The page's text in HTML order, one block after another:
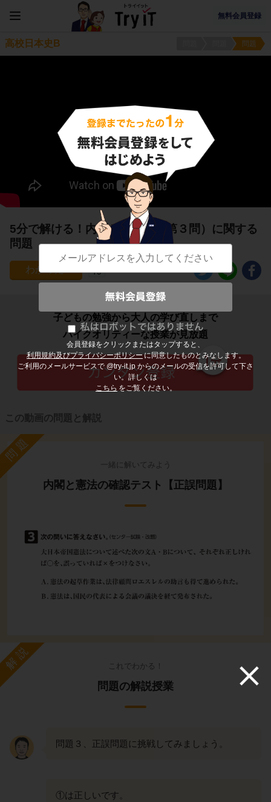
無料会員登録
会員登録をクリックまたはタップすると、
利用規約及びプライバシーポリシーに同意したものとみなします。
ご利用のメールサービスで @try-it.jp からのメールの受信を許可して下さ
い。詳しくは
こちら をご覧ください。
高校日本史B 問題
5分で解ける！内閣と憲法３（第３問）に関する
問題
19
子どもの勉強から大人の学び直しまで
ハイクオリティーな授業が見放題
この動画の問題と解説
問題
一緒に解いてみよう
内閣と憲法の確認テスト【正誤問題】
解説 これでわかる！
問題の解説授業
問題３、正誤問題に挑戦してみましょう。
①は正しいです。